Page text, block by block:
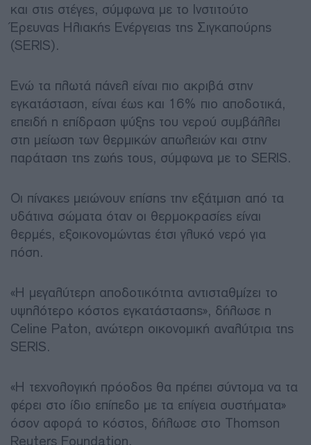
και στις στέγες, σύμφωνα με το Ινστιτούτο
Έρευνας Ηλιακής Ενέργειας της Σιγκαπούρης
(SERIS).
Ενώ τα πλωτά πάνελ είναι πιο ακριβά στην
εγκατάσταση, είναι έως και 16% πιο αποδοτικά,
επειδή η επίδραση ψύξης του νερού συμβάλλει
στη μείωση των θερμικών απωλειών και στην
παράταση της ζωής τους, σύμφωνα με το SERIS.
Οι πίνακες μειώνουν επίσης την εξάτμιση από τα
υδάτινα σώματα όταν οι θερμοκρασίες είναι
θερμές, εξοικονομώντας έτσι γλυκό νερό για
πόση.
«Η μεγαλύτερη αποδοτικότητα αντισταθμίζει το
υψηλότερο κόστος εγκατάστασης», δήλωσε η
Celine Paton, ανώτερη οικονομική αναλύτρια της
SERIS.
«Η τεχνολογική πρόοδος θα πρέπει σύντομα να τα
φέρει στο ίδιο επίπεδο με τα επίγεια συστήματα»
όσον αφορά το κόστος, δήλωσε στο Thomson
Reuters Foundation.